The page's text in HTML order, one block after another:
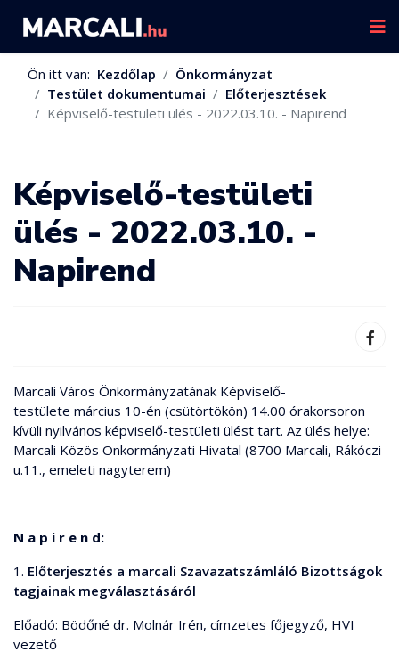
Ön itt van: Kezdőlap
Önkormányzat
Testület dokumentumai
Előterjesztések
Képviselő-testületi ülés - 2022.03.10. - Napirend
Képviselő-testületi
ülés - 2022.03.10. -
Napirend
Marcali Város Önkormányzatának Képviselő-
testülete március 10-én (csütörtökön) 14.00 órakorsoron
kívüli nyilvános képviselő-testületi ülést tart. Az ülés helye:
Marcali Közös Önkormányzati Hivatal (8700 Marcali, Rákóczi
u.11., emeleti nagyterem)
N a p i r e n d:
1. Előterjesztés a marcali Szavazatszámláló Bizottságok
tagjainak megválasztásáról
Előadó: Bödőné dr. Molnár Irén, címzetes főjegyző, HVI
vezető